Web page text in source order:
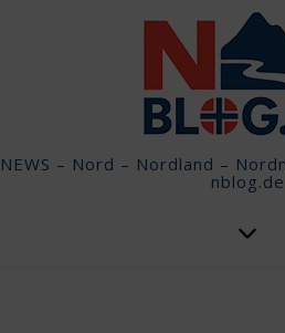
NEWS – Nord – Nordland –
nblog.de